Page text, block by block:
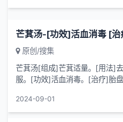
原创/搜集
芒萁汤[组成]芒萁适量。[用法]
服。[功效]活血消毒。[治疗]胎
1999(39)[按语]...
2024-09-01